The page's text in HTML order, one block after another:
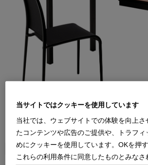
商品属性
家具
当サイトではクッキーを使用しています
当社では、ウェブサイトでの体験を向上さ
たコンテンツや広告のご提供や、トラフィ
めにクッキーを使用しています。OKを押
これらの利用条件に同意したものとみなさ